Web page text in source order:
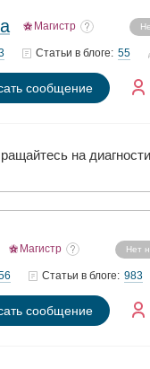
Магистр
Статьи в блоге: 55
сообщение
на
Магистр Нет
Статьи в блоге: 983
сообщение